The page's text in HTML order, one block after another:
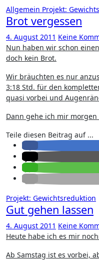
Allgemein Projekt:
Brot vergessen
4. August 2011 Keine
Nun haben wir schon einen Brotbackautomaten und haben
doch kein Brot.
Wir bräuchten es nur
3:18 Std. für den
quasi vorbei und
Dann gehe ich mir
Teile diesen Beitrag auf ...
Projekt: Gewichtsreduktion
Gut gehen lassen
4. August 2011 Keine
Heute habe ich es mir
Ab Samstag ist es vorbei,